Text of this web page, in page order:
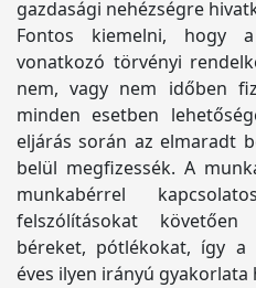
gazdasági nehézségre
Fontos kiemelni, hogy
vonatkozó törvényi
nem, vagy nem időben
minden esetben
eljárás során az elmaradt
belül megfizessék. A
munkabérrel
felszólításokat
béreket, pótlékokat, így
éves ilyen irányú